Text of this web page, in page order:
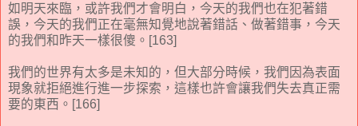
如明天來臨，或許我們才會明白，今天的我們也在犯著錯
誤，今天的我們正在毫無知覺地說著錯話、做著錯事，今天
的我們和昨天一樣很傻。[163]
我們的世界有太多是未知的，但大部分時候，我們因為表面
現象就拒絕進行進一步探索，這樣也許會讓我們失去真正需
要的東西。[166]